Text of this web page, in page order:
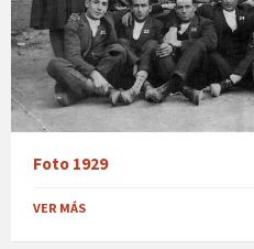
Foto 1929
VER MÁS